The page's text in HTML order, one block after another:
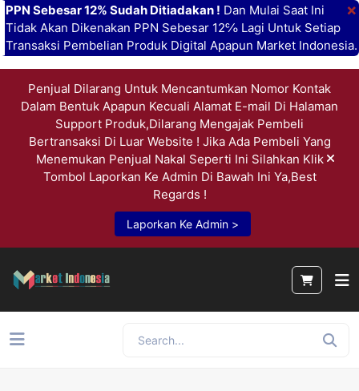
×
PPN Sebesar 12% Sudah Ditiadakan ! Dan Mulai Saat Ini
Tidak Akan Dikenakan PPN Sebesar 12℅ Lagi Untuk Setiap
Transaksi Pembelian Produk Digital Apapun Market Indonesia.
Penjual Dilarang Untuk Mencantumkan Nomor Kontak
Dalam Bentuk Apapun Kecuali Alamat E-mail Di Halaman
Support Produk,Dilarang Mengajak Pembeli
Bertransaksi Di Luar Website ! Jika Ada Pembeli Yang
Menemukan Penjual Nakal Seperti Ini Silahkan Klik
Tombol Laporkan Ke Admin Di Bawah Ini Ya,Best
Regards !
Laporkan Ke Admin >